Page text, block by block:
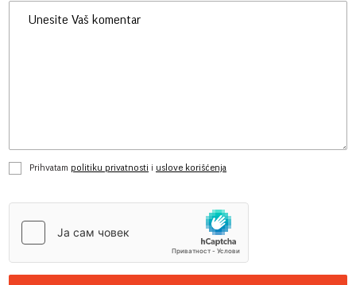
Prihvatam politiku privatnosti i uslove korišćenja